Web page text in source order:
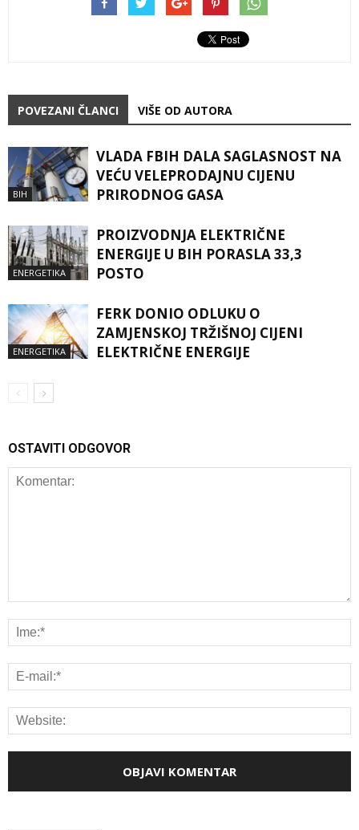
POVEZANI ČLANCI VIŠE OD AUTORA
BIH
VLADA FBIH DALA SAGLASNOST NA
VEĆU VELEPRODAJNU CIJENU
PRIRODNOG GASA
ENERGETIKA
PROIZVODNJA ELEKTRIČNE
ENERGIJE U BIH PORASLA 33,3
POSTO
ENERGETIKA
FERK DONIO ODLUKU O
ZAMJENSKOJ TRŽIŠNOJ CIJENI
ELEKTRIČNE ENERGIJE
OSTAVITI ODGOVOR